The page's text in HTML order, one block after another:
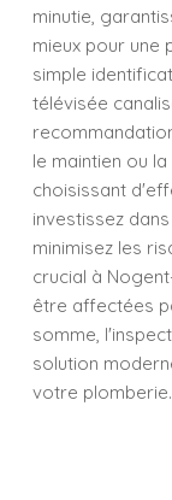
minutie,
mieux pour une
simple
télévisée
le maintien ou
choisissant
investissez
minimisez les
crucial à
être affectées
somme,
solution
votre plomberie.